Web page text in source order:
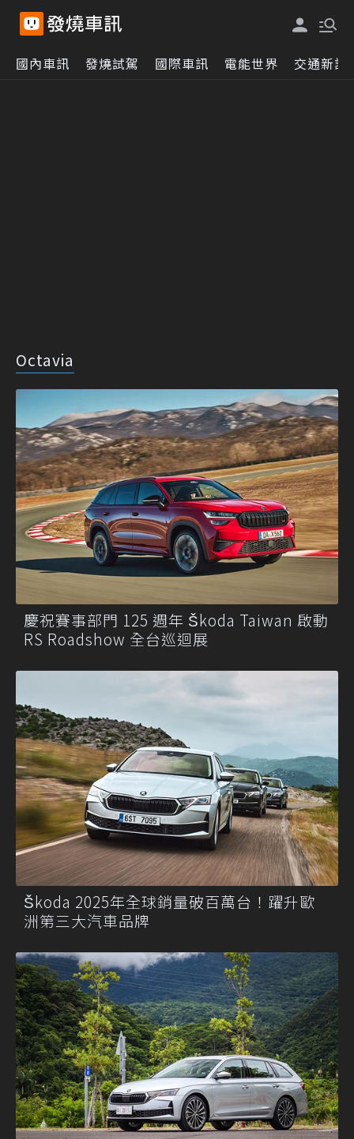
國內車訊 發燒試駕 國際車訊 電能世界 交通新訊
Octavia
慶祝賽事部門 125 週年 Škoda Taiwan 啟動
RS Roadshow 全台巡迴展
Škoda 2025年全球銷量破百萬台！躍升歐
洲第三大汽車品牌